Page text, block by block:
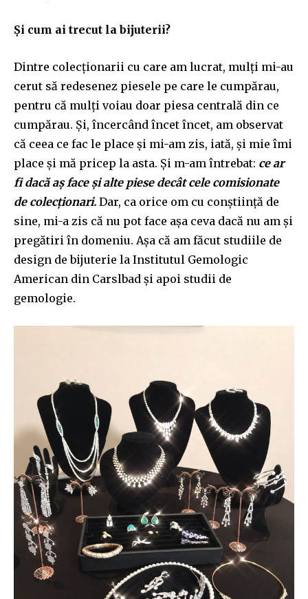
Și cum ai trecut la bijuterii?
Dintre colecționarii cu care am lucrat, mulți mi-au
cerut să redesenez piesele pe care le cumpărau,
pentru că mulți voiau doar piesa centrală din ce
cumpărau. Și, încercând încet încet, am observat
că ceea ce fac le place și mi-am zis, iată, și mie îmi
place și mă pricep la asta. Și m-am întrebat: ce ar
fi dacă aș face și alte piese decât cele comisionate
de colecționari. Dar, ca orice om cu conștiință de
sine, mi-a zis că nu pot face așa ceva dacă nu am și
pregătiri în domeniu. Așa că am făcut studiile de
design de bijuterie la Institutul Gemologic
American din Carslbad și apoi studii de
gemologie.